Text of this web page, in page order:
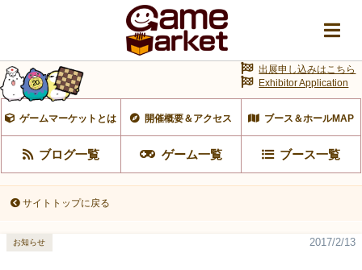
ゲームマーケットとは 開催概要＆アクセス ブース＆ホールMAP
ブログ一覧 ゲーム一覧 ブース一覧
出展申し込みはこちら
Exhibitor Application
サイトトップに戻る
2017/2/13
お知らせ